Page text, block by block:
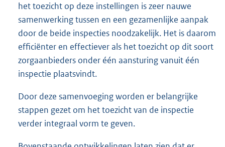
het toezicht op deze instellingen is zeer nauwe
samenwerking tussen en een gezamenlijke aanpak
door de beide inspecties noodzakelijk. Het is daarom
efficiënter en effectiever als het toezicht op dit soort
zorgaanbieders onder één aansturing vanuit één
inspectie plaatsvindt.
Door deze samenvoeging worden er belangrijke
stappen gezet om het toezicht van de inspectie
verder integraal vorm te geven.